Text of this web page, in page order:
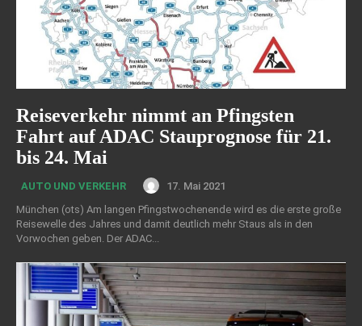
Reiseverkehr nimmt an Pfingsten
Fahrt auf ADAC Stauprognose für 21.
bis 24. Mai
AUTO UND VERKEHR
17. Mai 2021
München (ots) Am langen Pfingstwochenende wird es die erste große
Reisewelle des Jahres und damit deutlich mehr Staus als in den
Vorwochen geben. Der ADAC...